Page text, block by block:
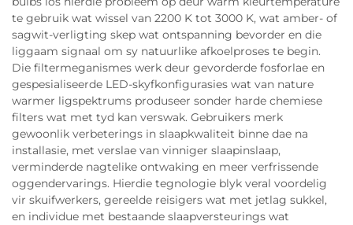
te gebruik wat wissel van 2200 K tot 3000 K, wat amber- of
sagwit-verligting skep wat ontspanning bevorder en die
liggaam signaal om sy natuurlike afkoelproses te begin.
Die filtermeganismes werk deur gevorderde fosforlae en
gespesialiseerde LED-skyfkonfigurasies wat van nature
warmer ligspektrums produseer sonder harde chemiese
filters wat met tyd kan verswak. Gebruikers merk
gewoonlik verbeterings in slaapkwaliteit binne dae na
installasie, met verslae van vinniger slaapinslaap,
verminderde nagtelike ontwaking en meer verfrissende
oggendervarings. Hierdie tegnologie blyk veral voordelig
vir skuifwerkers, gereelde reisigers wat met jetlag sukkel,
en individue met bestaande slaapversteurings wat